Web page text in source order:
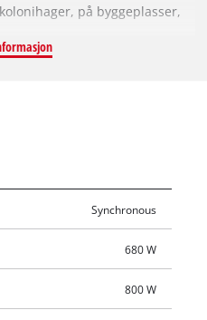
på byggeplasser,
V-stikkontakt, der alle
har en
generatoren og tilkoblet
enkelt ved hjelp av en
Synchronous
680 W
800 W